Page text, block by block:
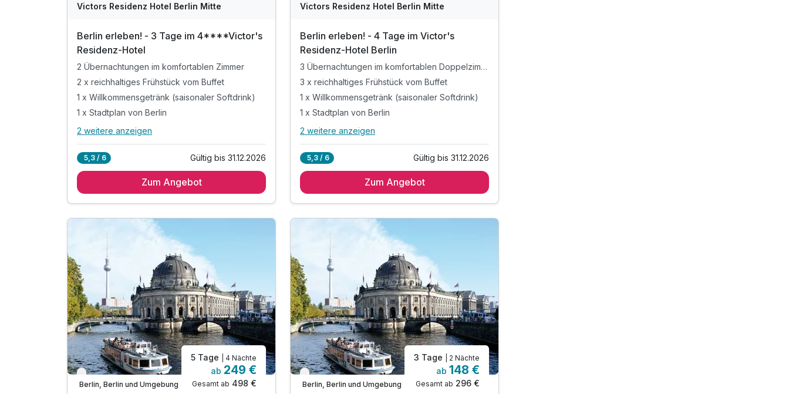
Victors Residenz Hotel Berlin Mitte
Berlin erleben! - 3 Tage im 4****Victor's
Residenz-Hotel
2 Übernachtungen im komfortablen Zimmer
2 x reichhaltiges Frühstück vom Buffet
1 x Willkommensgetränk (saisonaler Softdrink)
1 x Stadtplan von Berlin
Alle Inklusivleistungen
2 x reichhaltiges Frühstück vom Buffet
Gratis Phone Flat-kostenfreies Telefonieren
inkl. WLAN-Nutzung im gesamten Hotel
2 weitere anzeigen
5,3 / 6 Gültig bis 31.12.2026
Zum Angebot
Victors Residenz Hotel Berlin Mitte
Berlin erleben! - 4 Tage im Victor's
Residenz-Hotel Berlin
3 Übernachtungen im komfortablen Doppelzimmer
3 x reichhaltiges Frühstück vom Buffet
1 x Willkommensgetränk (saisonaler Softdrink)
1 x Stadtplan von Berlin
Alle Inklusivleistungen
Doppelzimmer
3 x reichhaltiges Frühstück vom Buffet
1 x Stadtplan von Berlin
inkl. WLAN-Nutzung im gesamten Hotel
Gratis Phone Flat-kostenfreies Telefonieren
2 weitere anzeigen
5,3 / 6 Gültig bis 31.12.2026
Zum Angebot
Verfügbar bis Dezember
Berlin, Berlin und Umgebung
5 Tage | 4 Nächte
ab 249 €
Gesamt ab 498 €
Verfügbar bis Dezember
Berlin, Berlin und Umgebung
3 Tage | 2 Nächte
ab 148 €
Gesamt ab 296 €